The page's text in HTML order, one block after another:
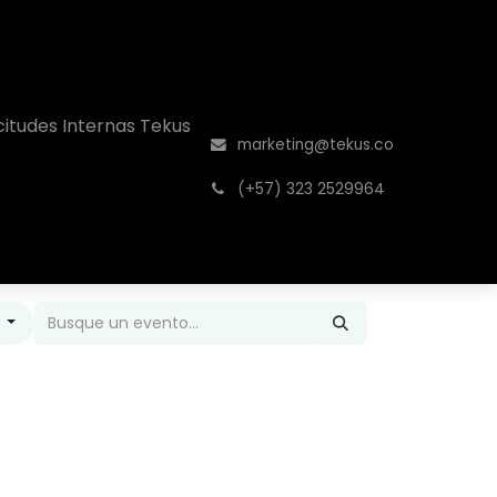
Internas Tekus
marketing@tekus.co
͏ (+57) 323 2529964